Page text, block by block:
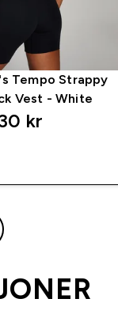
Tempo Strappy
Vest - White
kr‎